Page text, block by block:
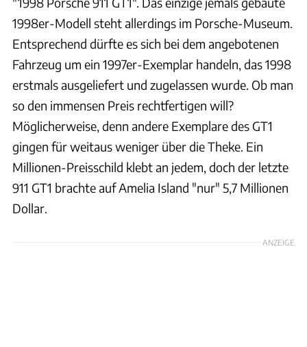
1998er-Modell steht allerdings im Porsche-Museum.
Entsprechend dürfte es sich bei dem angebotenen
Fahrzeug um ein 1997er-Exemplar handeln, das 1998
erstmals ausgeliefert und zugelassen wurde. Ob man
so den immensen Preis rechtfertigen will?
Möglicherweise, denn andere Exemplare des GT1
gingen für weitaus weniger über die Theke. Ein
Millionen-Preisschild klebt an jedem, doch der letzte
911 GT1 brachte auf Amelia Island "nur" 5,7 Millionen
Dollar.
ANZEIGE